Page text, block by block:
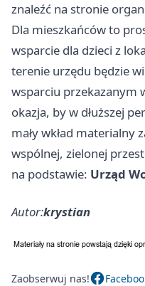
znaleźć na stronie
Dla mieszkańców to
wsparcie dla dzieci z
terenie urzędu będzie
wsparciu przekazanym
okazja, by w dłuższej
mały wkład materialny
wspólnej, zielonej
na podstawie: Urząd
Autor:krystian
Zaobserwuj nas!